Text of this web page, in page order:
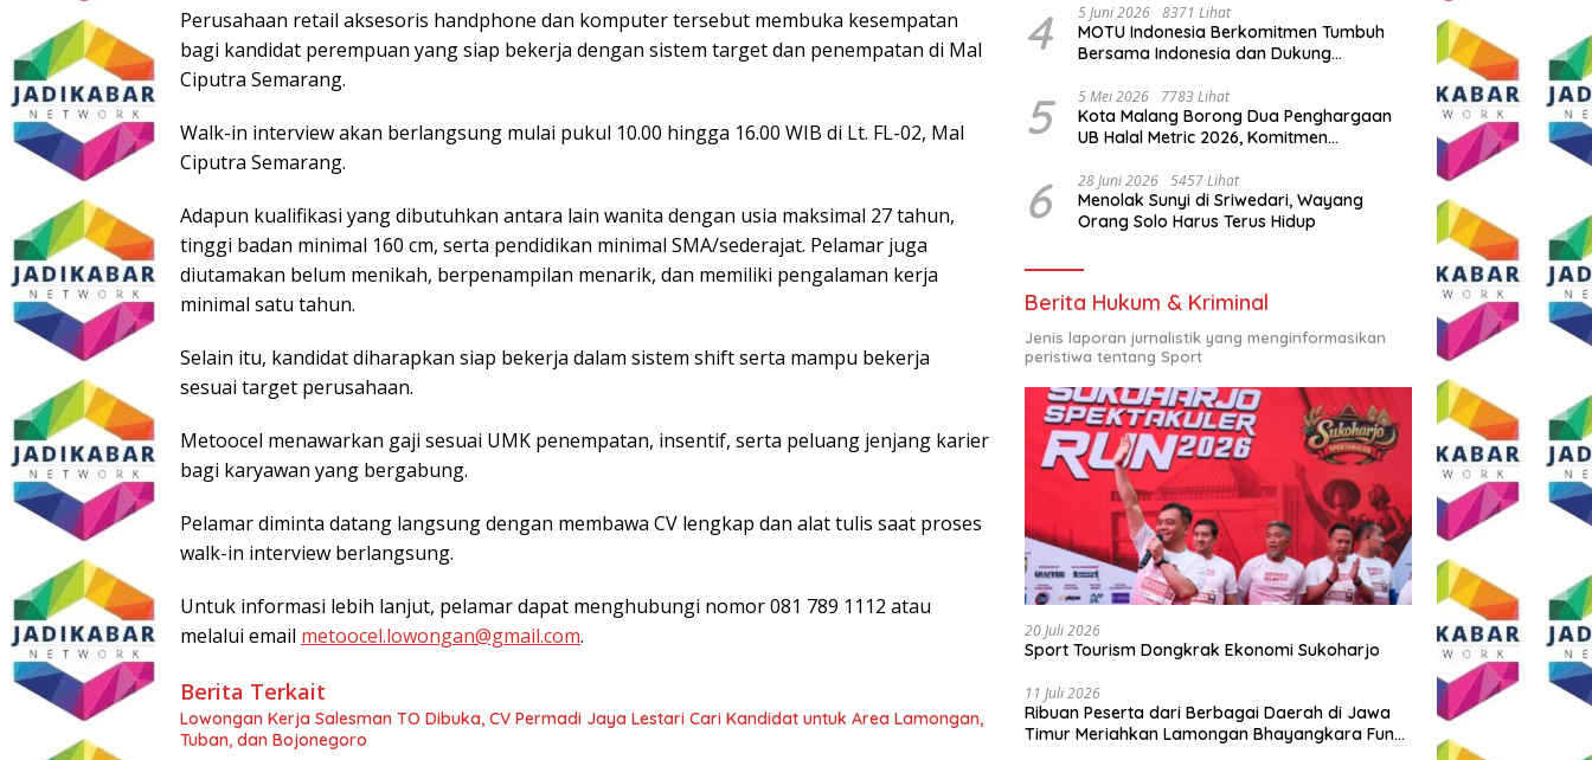
Perusahaan retail aksesoris handphone dan komputer tersebut membuka kesempatan
bagi kandidat perempuan yang siap bekerja dengan sistem target dan penempatan di Mal
Ciputra Semarang.
Walk-in interview akan berlangsung mulai pukul 10.00 hingga 16.00 WIB di Lt. FL-02, Mal
Ciputra Semarang.
Adapun kualifikasi yang dibutuhkan antara lain wanita dengan usia maksimal 27 tahun,
tinggi badan minimal 160 cm, serta pendidikan minimal SMA/sederajat. Pelamar juga
diutamakan belum menikah, berpenampilan menarik, dan memiliki pengalaman kerja
minimal satu tahun.
Selain itu, kandidat diharapkan siap bekerja dalam sistem shift serta mampu bekerja
sesuai target perusahaan.
Metoocel menawarkan gaji sesuai UMK penempatan, insentif, serta peluang jenjang karier
bagi karyawan yang bergabung.
Pelamar diminta datang langsung dengan membawa CV lengkap dan alat tulis saat proses
walk-in interview berlangsung.
Untuk informasi lebih lanjut, pelamar dapat menghubungi nomor 081 789 1112 atau
melalui email metoocel.lowongan@gmail.com.
Berita Terkait
Lowongan Kerja Salesman TO Dibuka, CV Permadi Jaya Lestari Cari Kandidat untuk Area Lamongan,
Tuban, dan Bojonegoro
4 5 Juni 2026 8371 Lihat
MOTU Indonesia Berkomitmen Tumbuh
Bersama Indonesia dan Dukung
5 5 Mei 2026 7783 Lihat
Kota Malang Borong Dua Penghargaan
UB Halal Metric 2026, Komitmen
6 28 Juni 2026 5457 Lihat
Menolak Sunyi di Sriwedari, Wayang
Orang Solo Harus Terus Hidup
Berita Hukum & Kriminal
Jenis laporan jurnalistik yang menginformasikan
peristiwa tentang Sport
20 Juli 2026
Sport Tourism Dongkrak Ekonomi Sukoharjo
11 Juli 2026
Ribuan Peserta dari Berbagai Daerah di Jawa
Timur Meriahkan Lamongan Bhayangkara Fun